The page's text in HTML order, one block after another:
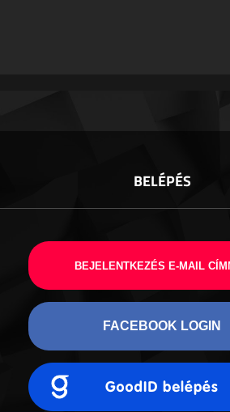
BELÉPÉS
BEJELENTKEZÉS E-MAIL
FACEBOOK LOGIN